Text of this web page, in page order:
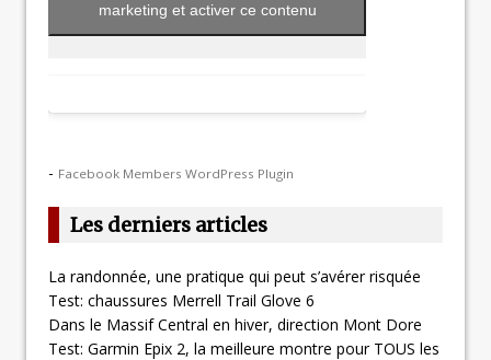
marketing et activer ce contenu
- Facebook Members WordPress Plugin
Les derniers articles
La randonnée, une pratique qui peut s’avérer risquée
Test: chaussures Merrell Trail Glove 6
Dans le Massif Central en hiver, direction Mont Dore
Test: Garmin Epix 2, la meilleure montre pour TOUS les